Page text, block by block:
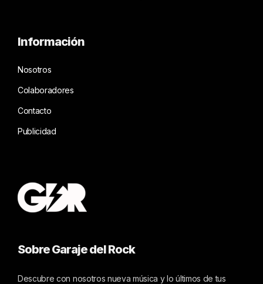
Información
Nosotros
Colaboradores
Contacto
Publicidad
Sobre Garaje del Rock
Descubre con nosotros nueva música y lo últimos de tus